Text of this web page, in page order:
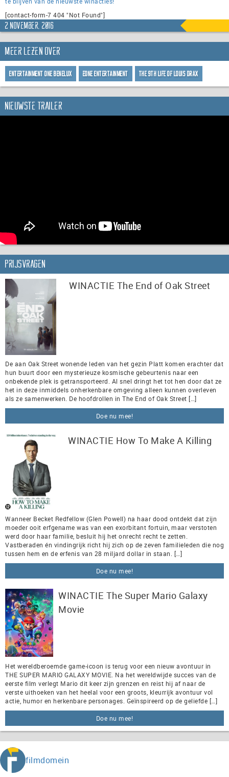
[contact-form-7 404 "Not Found"]
2 november, 2016
Meer lezen over
Entertainment One Benelux eOne Entertainment The 9th Life of Louis Drax
Nieuwste trailer
Prijsvragen
WINACTIE The End of Oak Street
De aan Oak Street wonende leden van het gezin Platt komen erachter dat
hun buurt door een mysterieuze kosmische gebeurtenis naar een
onbekende plek is getransporteerd. Al snel dringt het tot hen door dat ze
het in deze inmiddels onherkenbare omgeving alleen kunnen overleven
als ze samenwerken. De hoofdrollen in The End of Oak Street […]
Doe nu mee!
WINACTIE How To Make A Killing
Wanneer Becket Redfellow (Glen Powell) na haar dood ontdekt dat zijn
moeder ooit erfgename was van een exorbitant fortuin, maar verstoten
werd door haar familie, besluit hij het onrecht recht te zetten.
Vastberaden én vindingrijk richt hij zich op de zeven familieleden die nog
tussen hem en de erfenis van 28 miljard dollar in staan. […]
Doe nu mee!
WINACTIE The Super Mario Galaxy
Movie
Het wereldberoemde game-icoon is terug voor een nieuw avontuur in
THE SUPER MARIO GALAXY MOVIE. Na het wereldwijde succes van de
eerste film verlegt Mario dit keer zijn grenzen en reist hij af naar de
verste uithoeken van het heelal voor een groots, kleurrijk avontuur vol
actie, humor en herkenbare personages. Geïnspireerd op de geliefde […]
Doe nu mee!
filmdomein